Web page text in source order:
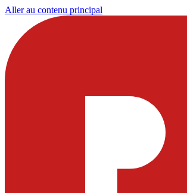
Aller au contenu principal